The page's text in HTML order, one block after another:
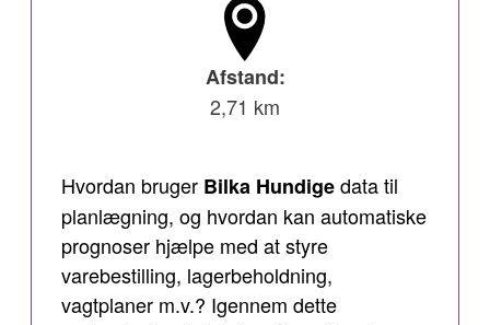
Afstand:
2,71 km
Hvordan bruger Bilka Hundigedata til
planlægning, og hvordan kan automatiske
prognoser hjælpe med at styre
varebestilling, lagerbeholdning,
vagtplaner m.v.? Igennem dette